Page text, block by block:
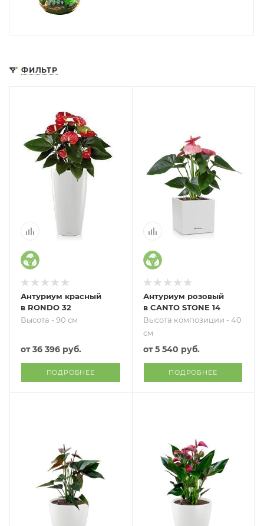
ФИЛЬТР
Антуриум красный
в RONDO 32
Высота - 90 см
от36 396 руб.
ПОДРОБНЕЕ
Антуриум розовый
в CANTO STONE 14
Высота композиции - 40
см
от5 540 руб.
ПОДРОБНЕЕ